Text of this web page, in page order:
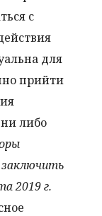
с
для
прийти
либо
2019 г.